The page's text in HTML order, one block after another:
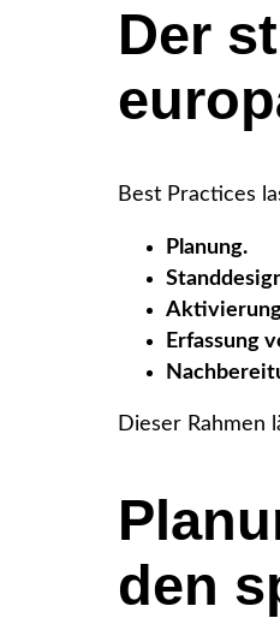
Der
Best Practices
Planung.
Erfassung
Dieser Rahmen
den